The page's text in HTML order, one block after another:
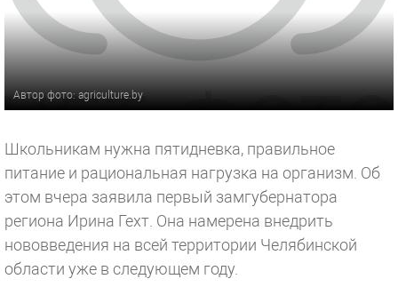
Автор фото: agriculture.by
Школьникам нужна пятидневка, правильное
питание и рациональная нагрузка на организм. Об
этом вчера заявила первый замгубернатора
региона Ирина Гехт. Она намерена внедрить
нововведения на всей территории Челябинской
области уже в следующем году.